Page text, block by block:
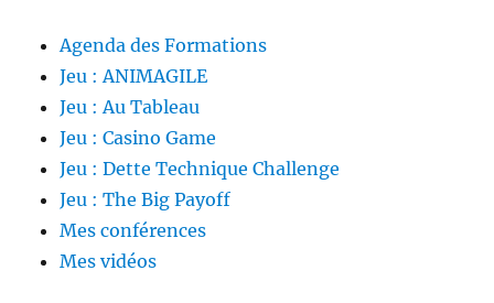
Agenda des Formations
Jeu : ANIMAGILE
Jeu : Au Tableau
Jeu : Casino Game
Jeu : Dette Technique Challenge
Jeu : The Big Payoff
Mes conférences
Mes vidéos